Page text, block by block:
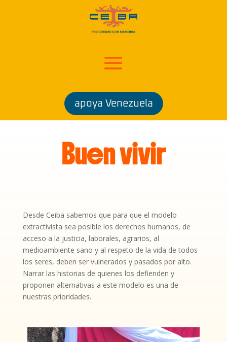
apoya Venezuela
Buen vivir
Desde Ceiba sabemos que para que el modelo
extractivista sea posible los derechos humanos, de
acceso a la justicia, laborales, agrarios, al
medioambiente sano y al respeto de la vida de todos
los seres, deben ser vulnerados y pasados por alto.
Narrar las historias de quienes los defienden y
proponen alternativas a este modelo es una de
nuestras prioridades.